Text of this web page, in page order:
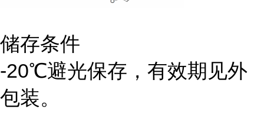
储存条件
-20℃避光保存，有效期见外
包装。